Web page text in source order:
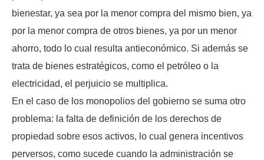
bienestar, ya sea por la menor compra del mismo bien, ya
por la menor compra de otros bienes, ya por un menor
ahorro, todo lo cual resulta antieconómico. Si además se
trata de bienes estratégicos, como el petróleo o la
electricidad, el perjuicio se multiplica.
En el caso de los monopolios del gobierno se suma otro
problema: la falta de definición de los derechos de
propiedad sobre esos activos, lo cual genera incentivos
perversos, como sucede cuando la administración se